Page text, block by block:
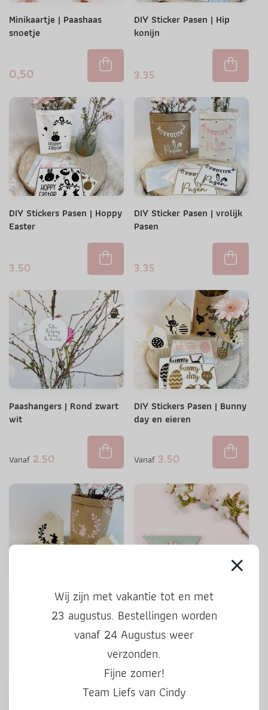
Minikaartje | Paashaas
snoetje
0,50
DIY Sticker Pasen | Hip
konijn
3.35
DIY Stickers Pasen | Hoppy
Easter
3.50
DIY Sticker Pasen | vrolijk
Pasen
3.35
Paashangers | Rond zwart
wit
Vanaf 2.50
DIY Stickers Pasen | Bunny
day en eieren
Vanaf 3.50
DIY Paassticker | Konijn
Houten knijpertjes haasjes
| Mint of roze
1.95
Wij zijn met vakantie tot en met
23 augustus. Bestellingen worden
vanaf 24 Augustus weer
verzonden.
Fijne zomer!
Team Liefs van Cindy